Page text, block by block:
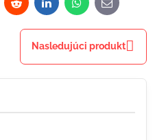
RedditLinkedInWhatsApp
E-
mail
Nasledujúci produkt